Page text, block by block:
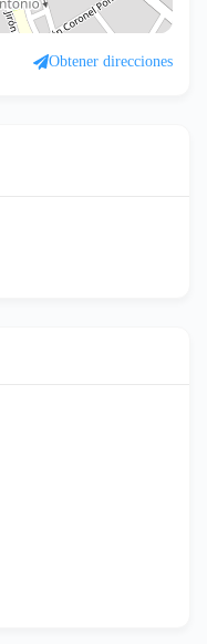
Obtener direcciones